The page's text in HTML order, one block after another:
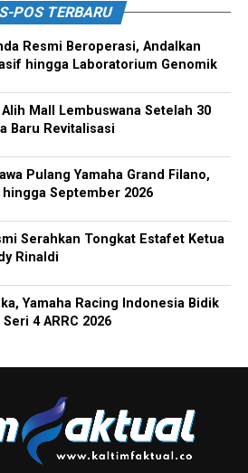
POS TERBARU
Resmi Beroperasi, Andalkan
hingga Laboratorium Genomik
Mall Lembuswana Setelah 30
Baru Revitalisasi
Pulang Yamaha Grand Filano,
September 2026
Serahkan Tongkat Estafet Ketua
Rinaldi
Yamaha Racing Indonesia Bidik
4 ARRC 2026